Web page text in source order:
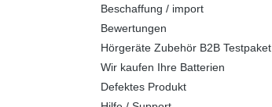
Beschaffung / import
Bewertungen
Hörgeräte Zubehör B2B Testpaket
Wir kaufen Ihre Batterien
Defektes Produkt